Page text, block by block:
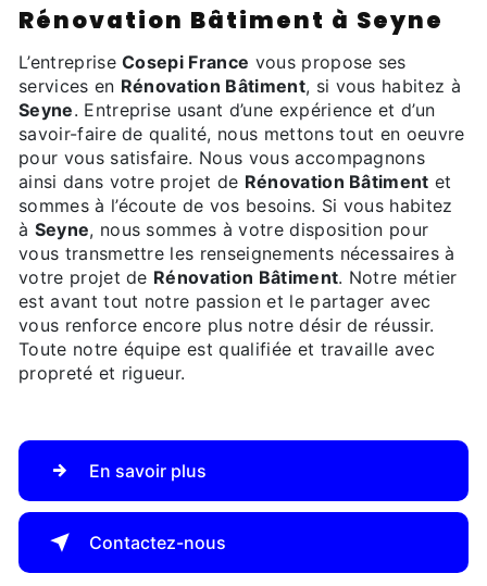
Rénovation Bâtiment à Seyne
L’entrepriseCosepi France vous propose ses
services en Rénovation Bâtiment, si vous habitez à
Seyne. Entreprise usant d’une expérience et d’un
savoir-faire de qualité, nous mettons tout en oeuvre
pour vous satisfaire. Nous vous accompagnons
ainsi dans votre projet de Rénovation Bâtiment et
sommes à l’écoute de vos besoins. Si vous habitez
à Seyne, nous sommes à votre disposition pour
vous transmettre les renseignements nécessaires à
votre projet de Rénovation Bâtiment. Notre métier
est avant tout notre passion et le partager avec
vous renforce encore plus notre désir de réussir.
Toute notre équipe est qualifiée et travaille avec
propreté et rigueur.
En savoir plus
Contactez-nous